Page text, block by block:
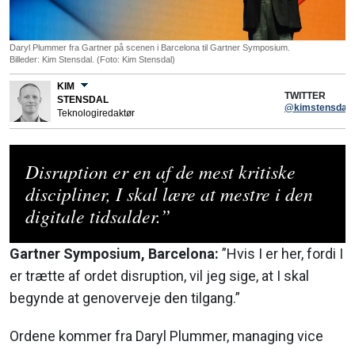
Daryl Plummer fra Gartner på scenen i Barcelona til Gartner Symposium.
Billeder: Kim Stensdal. (Foto: Kim Stensdal)
KIM
STENSDAL
Teknologiredaktør
TWITTER
@kimstensdal
Disruption er en af de mest kritiske
discipliner, I skal lære at mestre i den
digitale tidsalder.”
Gartner Symposium, Barcelona: ”Hvis I er her, fordi I
er trætte af ordet disruption, vil jeg sige, at I skal
begynde at genoverveje den tilgang.”
Ordene kommer fra Daryl Plummer, managing vice